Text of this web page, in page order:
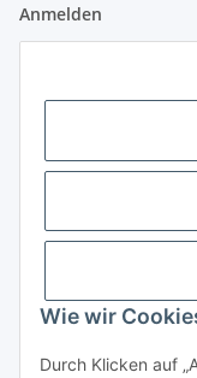
Wie wir
Durch Klicken auf
Anmelden
markierten
E-Mail-Adresse
Passwort
Neu hier?Jetzt